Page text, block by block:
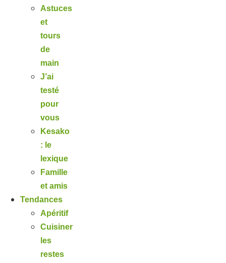
Astuces
et
tours
de
main
J’ai
testé
pour
vous
Kesako
: le
lexique
Famille
et amis
Tendances
Apéritif
Cuisiner
les
restes